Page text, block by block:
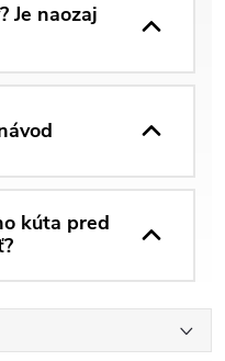
Je naozaj
kúta pred